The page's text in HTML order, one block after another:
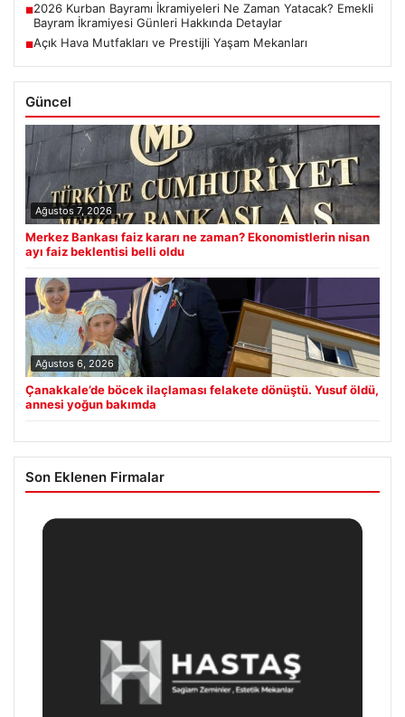
■2026 Kurban Bayramı İkramiyeleri Ne Zaman Yatacak? Emekli
Bayram İkramiyesi Günleri Hakkında Detaylar
■Açık Hava Mutfakları ve Prestijli Yaşam Mekanları
Güncel
Ağustos 7, 2026
Merkez Bankası faiz kararı ne zaman? Ekonomistlerin nisan
ayı faiz beklentisi belli oldu
Ağustos 6, 2026
Çanakkale’de böcek ilaçlaması felakete dönüştü. Yusuf öldü,
annesi yoğun bakımda
Son Eklenen Firmalar